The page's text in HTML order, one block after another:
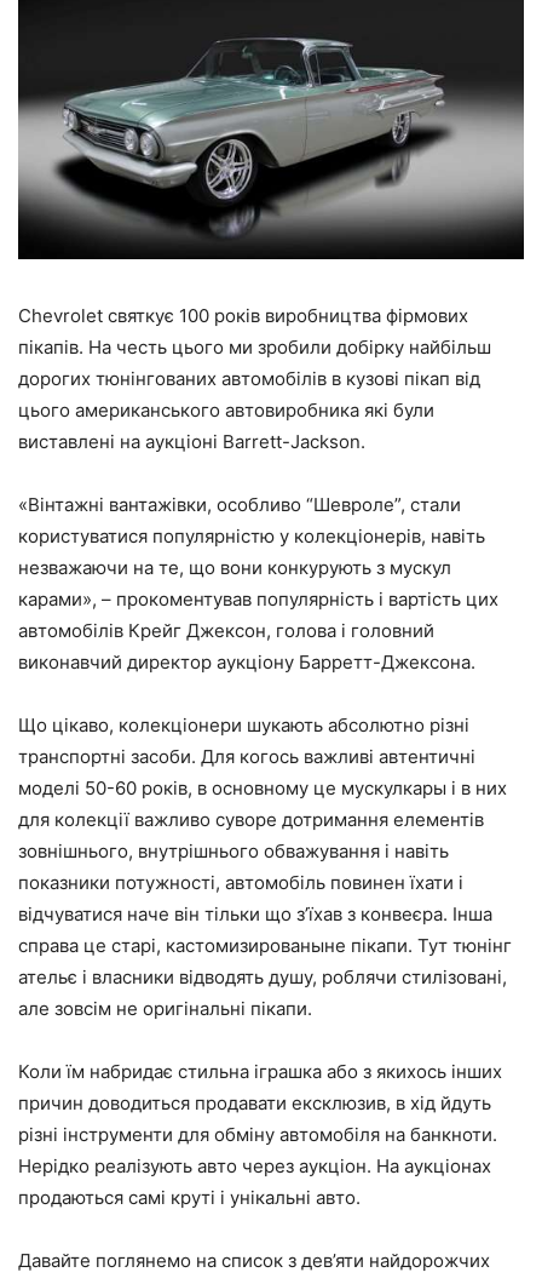
Chevrolet святкує 100 років виробництва фірмових
пікапів. На честь цього ми зробили добірку найбільш
дорогих тюнінгованих автомобілів в кузові пікап від
цього американського автовиробника які були
виставлені на аукціоні Barrett-Jackson.
«Вінтажні вантажівки, особливо “Шевроле”, стали
користуватися популярністю у колекціонерів, навіть
незважаючи на те, що вони конкурують з мускул
карами», – прокоментував популярність і вартість цих
автомобілів Крейг Джексон, голова і головний
виконавчий директор аукціону Барретт-Джексона.
Що цікаво, колекціонери шукають абсолютно різні
транспортні засоби. Для когось важливі автентичні
моделі 50-60 років, в основному це мускулкары і в них
для колекції важливо суворе дотримання елементів
зовнішнього, внутрішнього обважування і навіть
показники потужності, автомобіль повинен їхати і
відчуватися наче він тільки що з’їхав з конвеєра. Інша
справа це старі, кастомизированыне пікапи. Тут тюнінг
ательє і власники відводять душу, роблячи стилізовані,
але зовсім не оригінальні пікапи.
Коли їм набридає стильна іграшка або з якихось інших
причин доводиться продавати ексклюзив, в хід йдуть
різні інструменти для обміну автомобіля на банкноти.
Нерідко реалізують авто через аукціон. На аукціонах
продаються самі круті і унікальні авто.
Давайте поглянемо на список з дев’яти найдорожчих